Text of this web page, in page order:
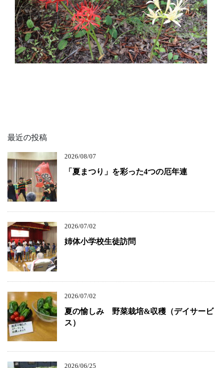
最近の投稿
2026/08/07
「夏まつり」を彩った4つの厄年連
2026/07/02
姉体小学校生徒訪問
2026/07/02
夏の愉しみ 野菜栽培&収穫（デイサービ
ス）
2026/06/25